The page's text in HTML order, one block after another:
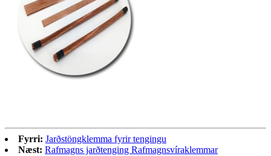
Fyrri: Jarðstöngklemma fyrir tengingu
Næst: Rafmagns jarðtenging Rafmagnsvíraklemmar